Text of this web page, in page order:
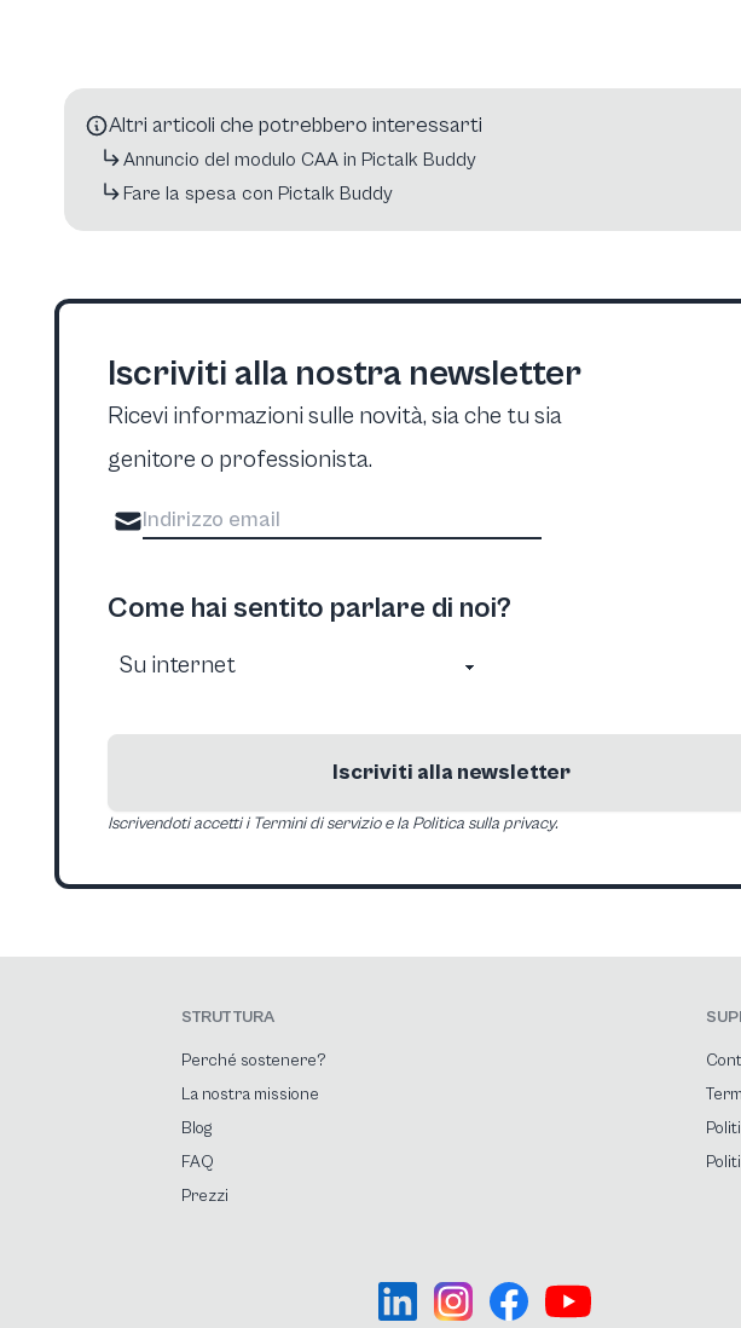
Altri articoli che potrebbero interessarti
Annuncio del modulo CAA in Pictalk Buddy
Fare la spesa con Pictalk Buddy
Iscriviti alla nostra newsletter
Ricevi informazioni sulle novità, sia che tu sia
genitore o professionista.
Come hai sentito parlare di noi?
Iscriviti alla newsletter
Iscrivendoti accetti i Termini di servizio e la Politica sulla privacy.
STRUTTURA
Perché sostenere?
La nostra missione
Blog
FAQ
Prezzi